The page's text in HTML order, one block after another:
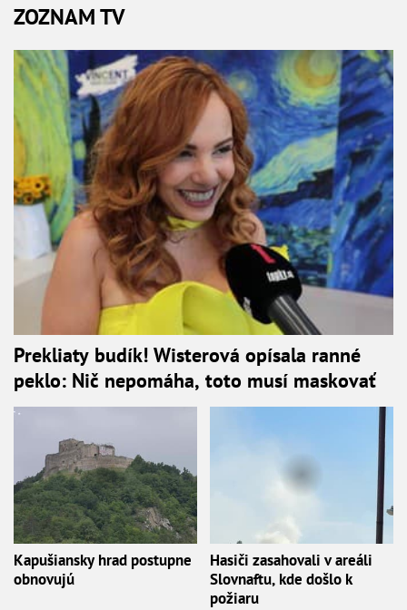
ZOZNAM TV
Prekliaty budík! Wisterová opísala ranné
peklo: Nič nepomáha, toto musí maskovať
Kapušiansky hrad postupne
obnovujú
Hasiči zasahovali v areáli
Slovnaftu, kde došlo k
požiaru